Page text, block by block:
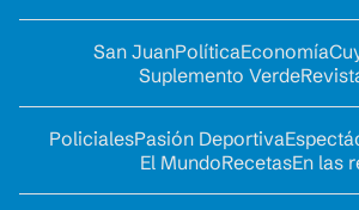
San JuanPolíticaEconomía
Suplemento Verde
PolicialesPasión Deportiva
El MundoRecetasEn las